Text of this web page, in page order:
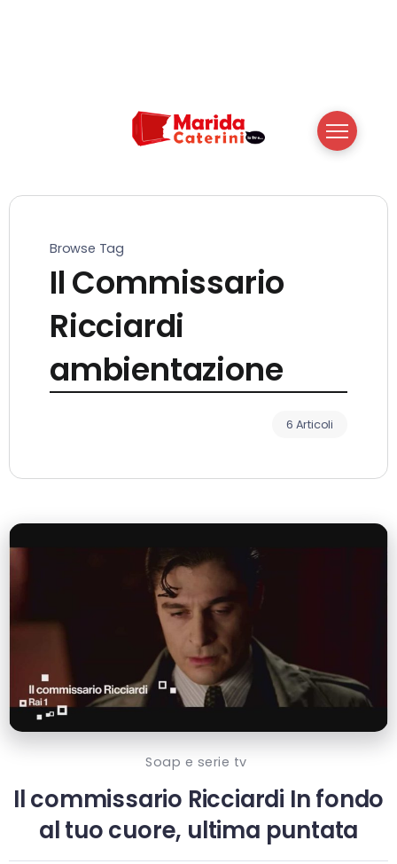
Browse Tag
Il Commissario
Ricciardi
ambientazione
6 Articoli
Soap e serie tv
Il commissario Ricciardi In fondo
al tuo cuore, ultima puntata